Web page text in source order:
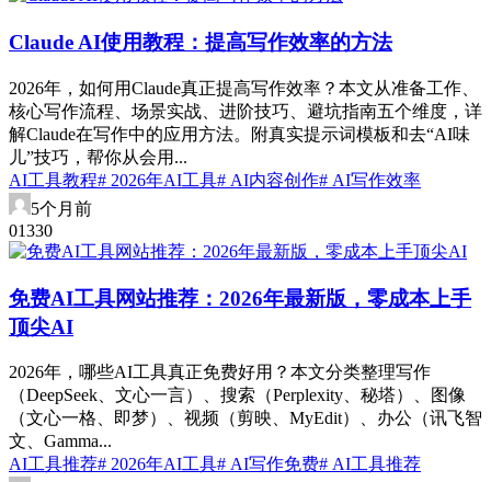
Claude AI使用教程：提高写作效率的方法
2026年，如何用Claude真正提高写作效率？本文从准备工作、
核心写作流程、场景实战、进阶技巧、避坑指南五个维度，详
解Claude在写作中的应用方法。附真实提示词模板和去“AI味
儿”技巧，帮你从会用...
AI工具教程# 2026年AI工具# AI内容创作# AI写作效率
5个月前
01330
免费AI工具网站推荐：2026年最新版，零成本上手
顶尖AI
2026年，哪些AI工具真正免费好用？本文分类整理写作
（DeepSeek、文心一言）、搜索（Perplexity、秘塔）、图像
（文心一格、即梦）、视频（剪映、MyEdit）、办公（讯飞智
文、Gamma...
AI工具推荐# 2026年AI工具# AI写作免费# AI工具推荐